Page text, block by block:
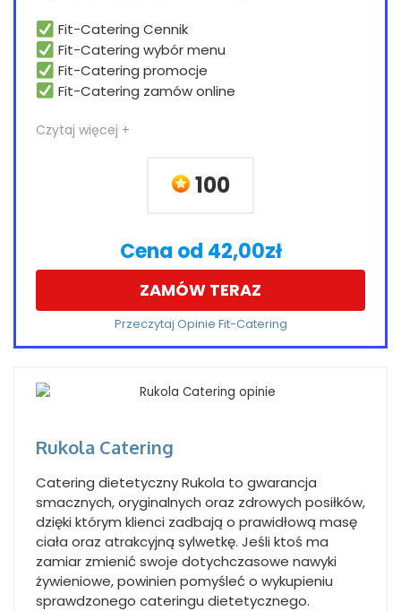
Fit-Catering Cennik
Fit-Catering wybór menu
Fit-Catering promocje
Fit-Catering zamów online
Czytaj więcej +
100
Cena od 42,00zł
ZAMÓW TERAZ
Przeczytaj Opinie Fit-Catering
Rukola Catering
Catering dietetyczny Rukola to gwarancja
smacznych, oryginalnych oraz zdrowych posiłków,
dzięki którym klienci zadbają o prawidłową masę
ciała oraz atrakcyjną sylwetkę. Jeśli ktoś ma
zamiar zmienić swoje dotychczasowe nawyki
żywieniowe, powinien pomyśleć o wykupieniu
sprawdzonego cateringu dietetycznego.